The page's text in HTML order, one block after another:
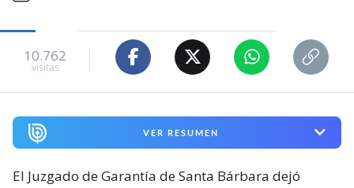
10.762
visitas
VER RESUMEN
El Juzgado de Garantía de Santa Bárbara dejó